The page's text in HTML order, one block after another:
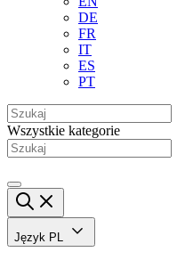
DE
FR
IT
ES
PT
Wszystkie kategorie
Język PL